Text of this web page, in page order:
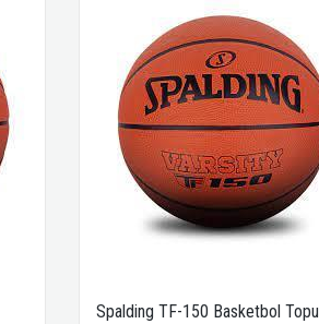
Spalding TF-150 Basketbol Topu